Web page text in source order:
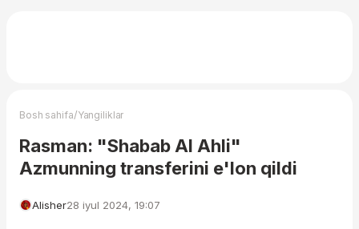
Bosh sahifa/Yangiliklar
Rasman: "Shabab Al Ahli"
Azmunning transferini e'lon qildi
Alisher28 iyul 2024, 19:07